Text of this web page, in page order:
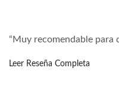
“Muy recomendable para
Leer Reseña Completa